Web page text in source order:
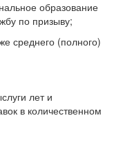
образование
по призыву;
среднего (полного)
лет и
в количественном